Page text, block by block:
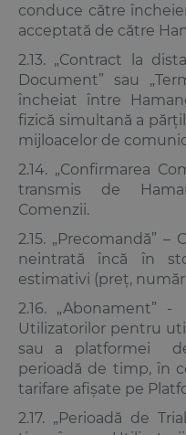
conduce către
acceptată de către
2.13. „Contract la
Document” sau
încheiat între
fizică simultană a
mijloacelor de
2.14. „Confirmarea
transmis de
Comenzii.
2.15. „Precomandă”
neintrată încă în
estimativi (preț,
2.16. „Abonament”
Utilizatorilor pentru
sau a platformei
perioadă de timp, în
tarifare afișate pe
2.17. „Perioadă de